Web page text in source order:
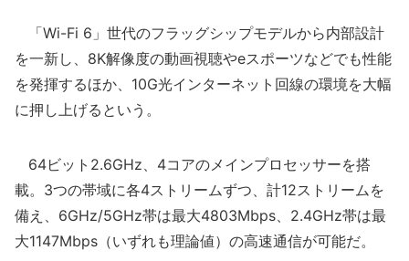
「Wi-Fi 6」世代のフラッグシップモデルから内部設計
を一新し、8K解像度の動画視聴やeスポーツなどでも性能
を発揮するほか、10G光インターネット回線の環境を大幅
に押し上げるという。
64ビット2.6GHz、4コアのメインプロセッサーを搭
載。3つの帯域に各4ストリームずつ、計12ストリームを
備え、6GHz/5GHz帯は最大4803Mbps、2.4GHz帯は最
大1147Mbps（いずれも理論値）の高速通信が可能だ。